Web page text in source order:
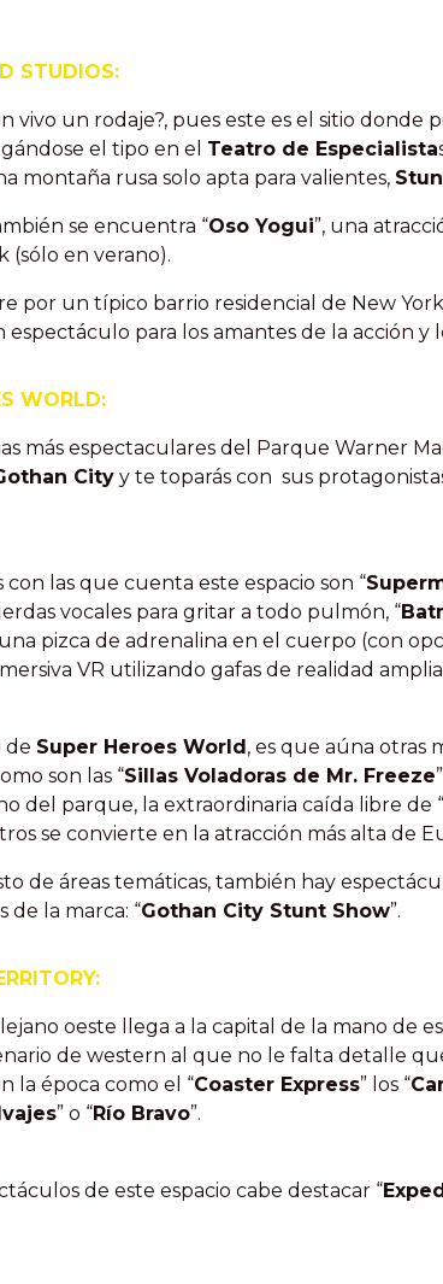
STUDIOS:
vivo un rodaje?, pues este es el sitio donde
el tipo en el Teatro de Especialista
montaña rusa solo apta para valientes,
se encuentra “Oso Yogui”, una
(sólo en verano).
por un típico barrio residencial de New
espectáculo para los amantes de la acción y
WORLD:
más espectaculares del Parque Warner
City y te toparás con sus
con las que cuenta este espacio son “
vocales para gritar a todo pulmón, “
pizca de adrenalina en el cuerpo (con
VR utilizando gafas de realidad
de Super Heroes World, es que aúna otras
son las “Sillas Voladoras de Mr. Freeze
del parque, la extraordinaria caída libre de “
se convierte en la atracción más alta de
de áreas temáticas, también hay
de la marca: “Gothan City Stunt Show”.
oeste llega a la capital de la mano de
de western al que no le falta detalle
la época como el “Coaster Express” los “
” o “Río Bravo”.
de este espacio cabe destacar “